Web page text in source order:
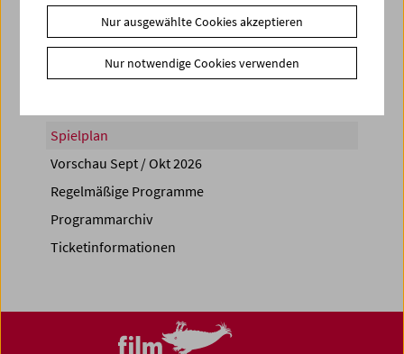
Spielplan
Vorschau Sept / Okt 2026
Regelmäßige Programme
Programmarchiv
Ticketinformationen
Nur ausgewählte Cookies akzeptieren
Nur notwendige Cookies verwenden